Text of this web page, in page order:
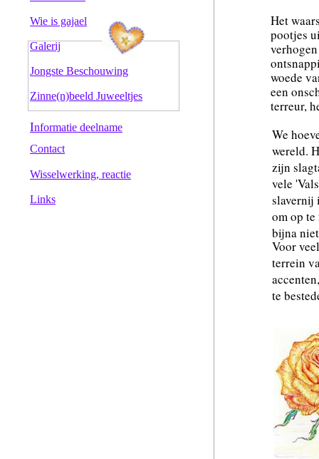
Wie is gajael
Wisselwerking, reactie
Links
Galerij
Jongste Beschouwing
Zinne(n)beeld Juweeltjes
Contact
Informatie deelname
Het
pootjes
woede
een
terreur,
We
wereld.
zijn
vele
slavernij
om op
bijna
Voor
terrein
te